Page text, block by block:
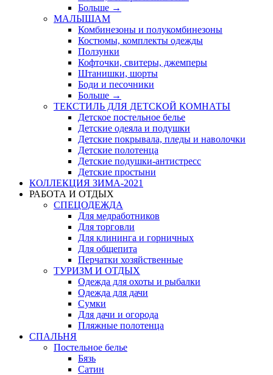
Больше →
МАЛЫШАМ
Комбинезоны и полукомбинезоны
Костюмы, комплекты одежды
Ползунки
Кофточки, свитеры, джемперы
Штанишки, шорты
Боди и песочники
Больше →
ТЕКСТИЛЬ ДЛЯ ДЕТСКОЙ КОМНАТЫ
Детское постельное белье
Детские одеяла и подушки
Детские покрывала, пледы и наволочки
Детские полотенца
Детские подушки-антистресс
Детские простыни
КОЛЛЕКЦИЯ ЗИМА-2021
РАБОТА И ОТДЫХ
СПЕЦОДЕЖДА
Для медработников
Для торговли
Для клининга и горничных
Для общепита
Перчатки хозяйственные
ТУРИЗМ И ОТДЫХ
Одежда для охоты и рыбалки
Одежда для дачи
Сумки
Для дачи и огорода
Пляжные полотенца
СПАЛЬНЯ
Постельное белье
Бязь
Сатин